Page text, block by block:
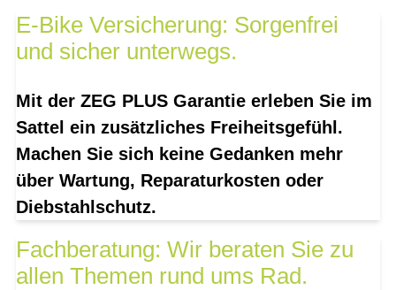
E-Bike Versicherung: Sorgenfrei
und sicher unterwegs.
Mit der ZEG PLUS Garantie erleben Sie im
Sattel ein zusätzliches Freiheitsgefühl.
Machen Sie sich keine Gedanken mehr
über Wartung, Reparaturkosten oder
Diebstahlschutz.
Fachberatung: Wir beraten Sie zu
allen Themen rund ums Rad.